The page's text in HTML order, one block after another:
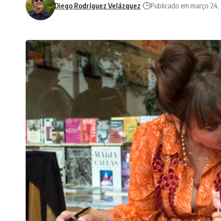
Diego Rodríguez Velázquez Publicado em março 24,